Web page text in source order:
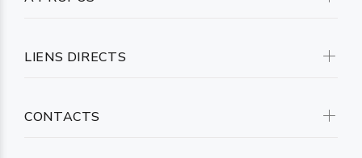
LIENS DIRECTS
CONTACTS